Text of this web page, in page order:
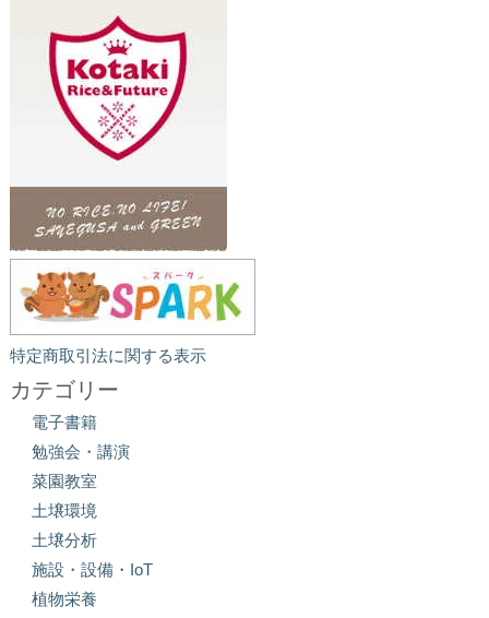
特定商取引法に関する表示
カテゴリー
電子書籍
勉強会・講演
菜園教室
土壌環境
土壌分析
施設・設備・IoT
植物栄養